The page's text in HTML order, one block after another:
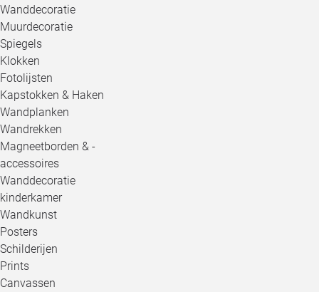
Wanddecoratie
Muurdecoratie
Spiegels
Klokken
Fotolijsten
Kapstokken & Haken
Wandplanken
Wandrekken
Magneetborden & -
accessoires
Wanddecoratie
kinderkamer
Wandkunst
Posters
Schilderijen
Prints
Canvassen